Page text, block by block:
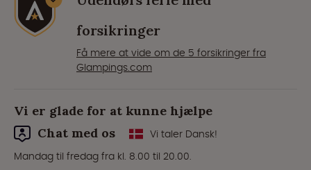
forsikringer
Få mere at vide om de 5 forsikringer fra
Glampings.com
Vi er glade for at kunne hjælpe
Chat med os
Vi taler Dansk!
Mandag til fredag fra kl. 8.00 til 20.00.